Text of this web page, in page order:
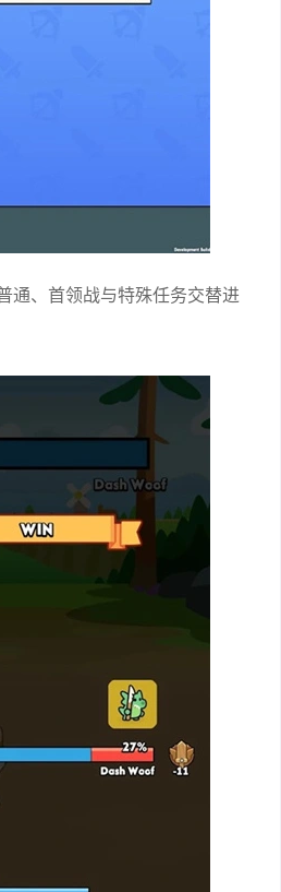
通、首领战与特殊任务交替进